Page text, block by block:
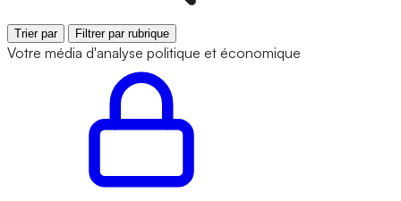
Trier par Filtrer par rubrique
Votre média d'analyse politique et économique